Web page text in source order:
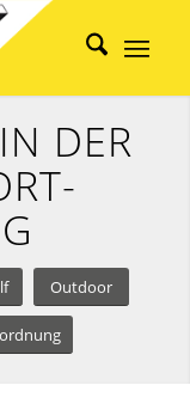
DER
Outdoor